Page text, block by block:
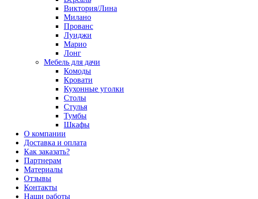
Виктория/Лина
Милано
Прованс
Луиджи
Марио
Лонг
Мебель для дачи
Комоды
Кровати
Кухонные уголки
Столы
Стулья
Тумбы
Шкафы
О компании
Доставка и оплата
Как заказать?
Партнерам
Материалы
Отзывы
Контакты
Наши работы